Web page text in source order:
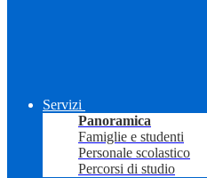
Servizi
Panoramica
Famiglie e studenti
Personale scolastico
Percorsi di studio